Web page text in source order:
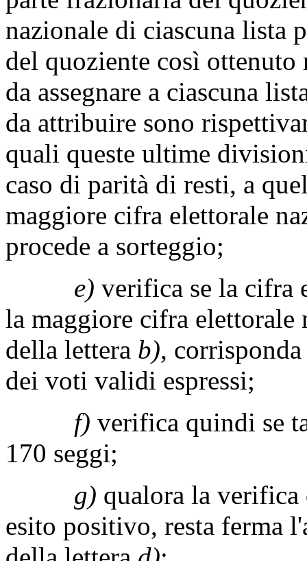
nazionale di ciascuna lista
del quoziente così ottenuto
da assegnare a ciascuna
da attribuire sono
quali queste ultime
caso di parità di resti, a
maggiore cifra elettorale
procede a sorteggio;
e) verifica se la cifra
la maggiore cifra elettorale
della lettera b),
dei voti validi espressi;
f) verifica quindi se
170 seggi;
g) qualora la
esito positivo, resta ferma